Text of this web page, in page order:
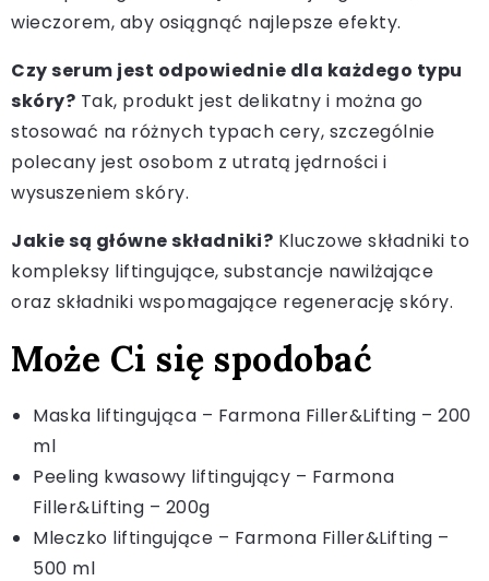
wieczorem, aby osiągnąć najlepsze efekty.
Czy serum jest odpowiednie dla każdego typu
skóry? Tak, produkt jest delikatny i można go
stosować na różnych typach cery, szczególnie
polecany jest osobom z utratą jędrności i
wysuszeniem skóry.
Jakie są główne składniki? Kluczowe składniki to
kompleksy liftingujące, substancje nawilżające
oraz składniki wspomagające regenerację skóry.
Może Ci się spodobać
Maska liftingująca – Farmona Filler&Lifting – 200
ml
Peeling kwasowy liftingujący – Farmona
Filler&Lifting – 200g
Mleczko liftingujące – Farmona Filler&Lifting –
500 ml